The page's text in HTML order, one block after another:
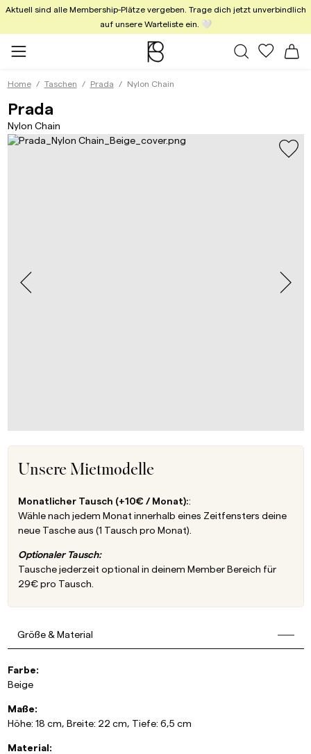
Aktuell sind alle Membership-Plätze vergeben. Trage dich jetzt unverbindlich
auf unsere Warteliste ein. 🤍
Alle Taschen
Meine
Home Taschen Prada Nylon Chain
PradaNylon Chain Beige
Nylon Chain
Unsere Mietmodelle
Monatlicher Tausch (+10€ / Monat)::
Wähle nach jedem Monat innerhalb eines Zeitfensters deine
neue Tasche aus (1 Tausch pro Monat).
Optionaler Tausch:
Tausche jederzeit optional in deinem Member Bereich für
29€ pro Tausch.
Größe & Material
Farbe:
Beige
Maße:
Höhe: 18 cm, Breite: 22 cm, Tiefe: 6,5 cm
Material: